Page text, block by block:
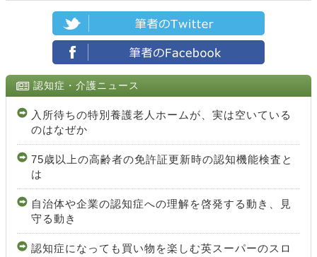
認知症・介護ニュース
入所待ちの特別養護老人ホームが、実は空いている
のはなぜか
75歳以上の高齢者の免許証更新時の認知機能検査と
は
自治体や企業の認知症への理解を啓発する動き、見
守る動き
認知症になっても買い物を楽しむ英スーパーのスロ